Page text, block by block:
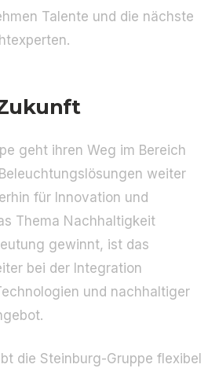
Talente und die nächste
geht ihren Weg im Bereich
weiter
für Innovation und
Thema Nachhaltigkeit
gewinnt, ist das
bei der Integration
und nachhaltiger
die Steinburg-Gruppe flexibel